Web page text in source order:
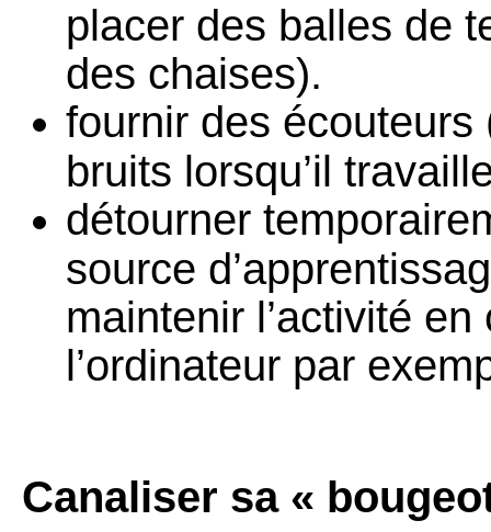
placer des balles de
des chaises).
fournir des écouteurs
bruits lorsqu’il
détourner
source
maintenir l’activité
l’ordinateur par
Canaliser sa «